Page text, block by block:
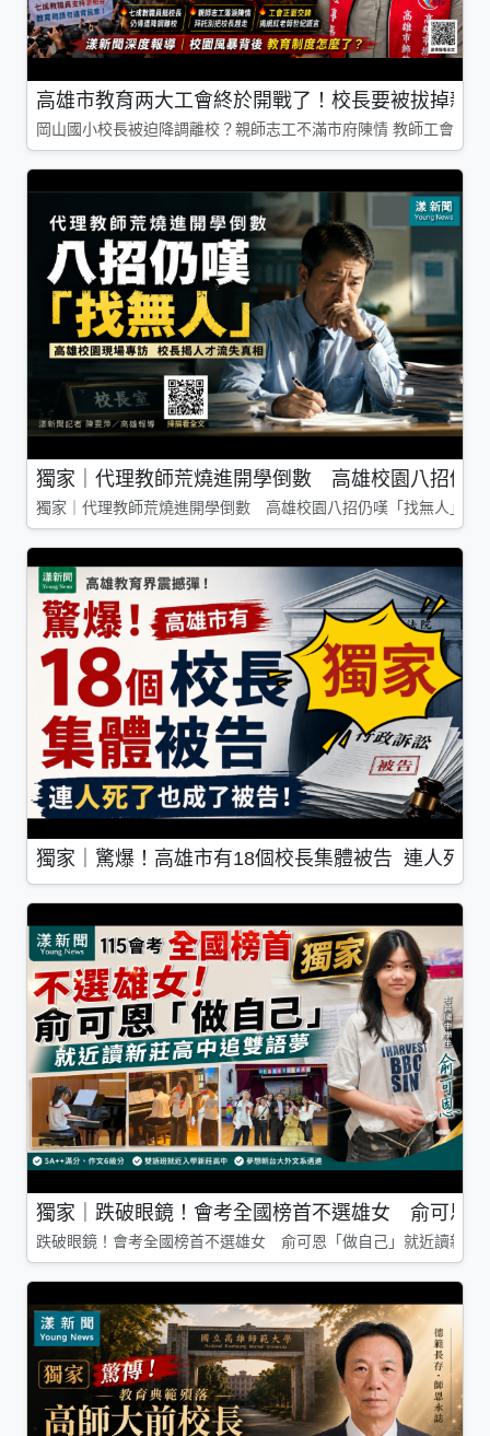
高雄市教育两大工會終於開戰了！校長要被拔掉親
岡山國小校長被迫降調離校？親師志工不滿市府陳情 教師工會槓
獨家｜代理教師荒燒進開學倒數 高雄校園八招仍
獨家｜代理教師荒燒進開學倒數 高雄校園八招仍嘆「找無人」
獨家｜驚爆！高雄市有18個校長集體被告 連人死了
獨家｜跌破眼鏡！會考全國榜首不選雄女 俞可恩
跌破眼鏡！會考全國榜首不選雄女 俞可恩「做自己」就近讀新莊